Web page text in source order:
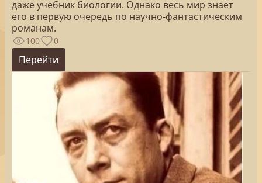
даже учебник биологии. Однако весь мир знает
его в первую очередь по научно-фантастическим
романам.
100 0
Перейти